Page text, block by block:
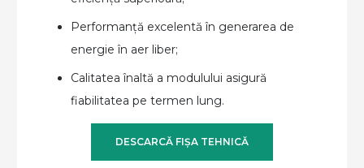
Performanță excelentă în generarea de
energie în aer liber;
Calitatea înaltă a modulului asigură
fiabilitatea pe termen lung.
DESCARCĂ FIȘA TEHNICĂ